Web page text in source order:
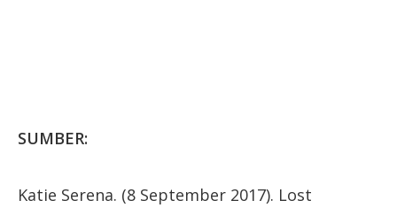
SUMBER:
Katie Serena. (8 September 2017). Lost